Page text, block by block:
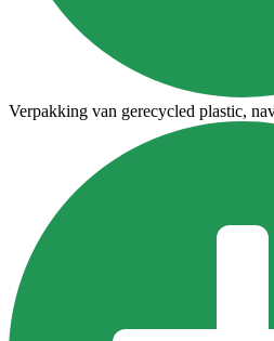
Verpakking van gerecycled plastic,